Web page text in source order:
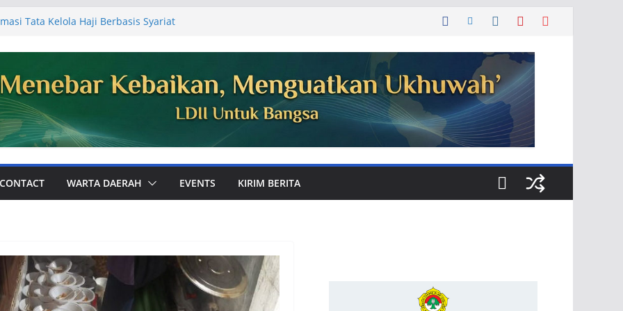
Tata Kelola Haji Berbasis Syariat
PC LDII Tualang
81, Warga PC LDII Dayun Gelar Kerja
Masjid
Kabupaten Siak Audiensi ke
Laporan Kegiatan Semester I
Pembinaan Karakter Generasi
Bola
CONTACT WARTA DAERAH EVENTS KIRIM BERITA